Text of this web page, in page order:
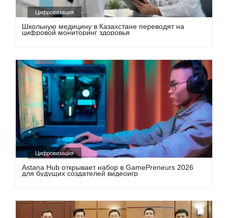
Цифровизация
Школьную медицину в Казахстане переводят на
цифровой мониторинг здоровья
Цифровизация
Astana Hub открывает набор в GamePreneurs 2026
для будущих создателей видеоигр